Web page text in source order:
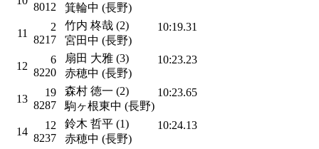
8012
箕輪中 (長野)
11
2
8217
竹内 柊哉 (2)
宮田中 (長野)
10:19.31
12
6
8220
扇田 大雅 (3)
赤穂中 (長野)
10:23.23
13
19
8287
森村 徳一 (2)
駒ヶ根東中 (長野)
10:23.65
14
12
8237
鈴木 哲平 (1)
赤穂中 (長野)
10:24.13